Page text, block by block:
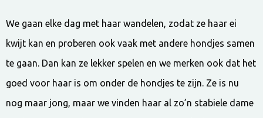
We gaan elke dag met haar wandelen, zodat ze haar ei
kwijt kan en proberen ook vaak met andere hondjes samen
te gaan. Dan kan ze lekker spelen en we merken ook dat het
goed voor haar is om onder de hondjes te zijn. Ze is nu
nog maar jong, maar we vinden haar al zo’n stabiele dame